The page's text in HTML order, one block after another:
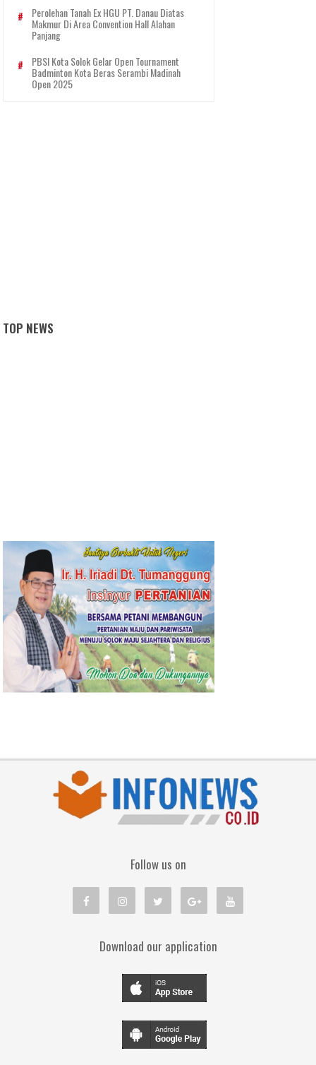
Perolehan Tanah Ex HGU PT. Danau Diatas
Makmur Di Area Convention Hall Alahan
Panjang
PBSI Kota Solok Gelar Open Tournament
Badminton Kota Beras Serambi Madinah
Open 2025
TOP NEWS
Follow us on
Download our application